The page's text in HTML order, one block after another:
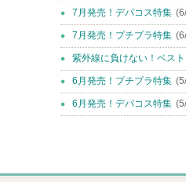
7月発売！デパコス特集
7月発売！プチプラ特集
紫外線に負けない！ベス
6月発売！プチプラ特集
6月発売！デパコス特集